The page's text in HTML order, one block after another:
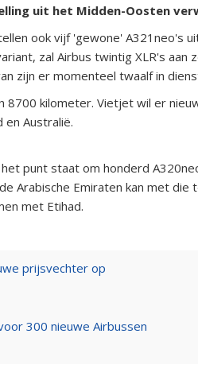
uit het Midden-Oosten
ook vijf 'gewone' A321neo's
zal Airbus twintig XLR's aan
zijn er momenteel twaalf in
8700 kilometer. Vietjet wil er
en Australië.
punt staat om honderd
Arabische Emiraten kan met die
met Etihad.
prijsvechter op
300 nieuwe Airbussen